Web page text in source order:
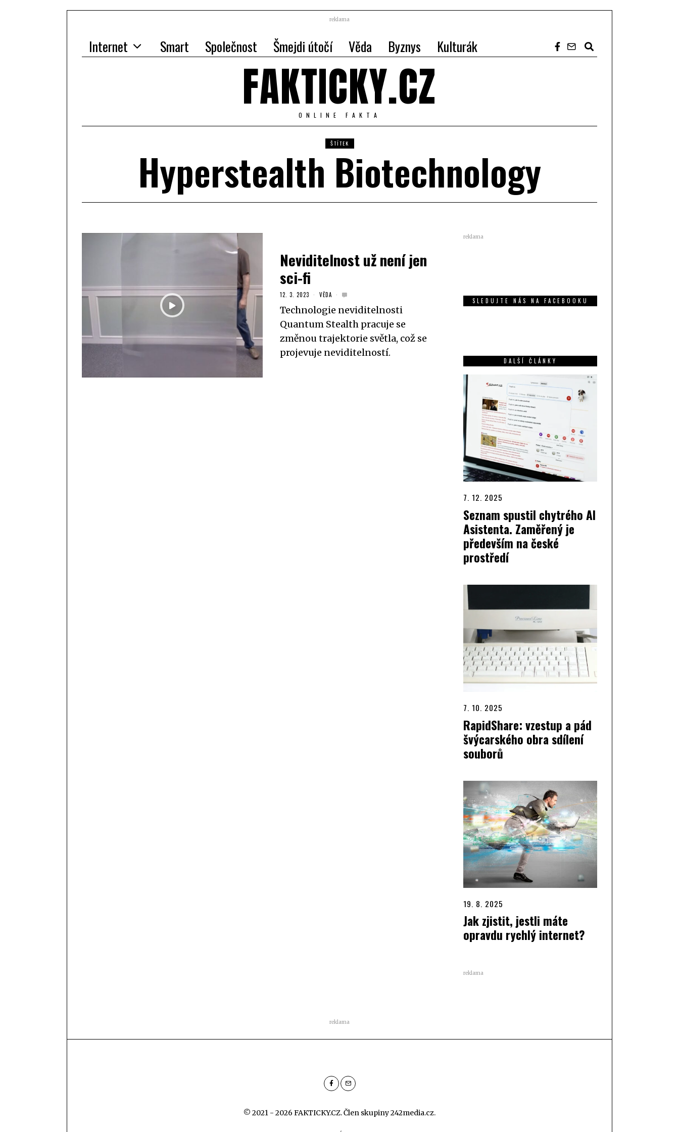
reklama
Internet Smart Společnost Šmejdi útočí Věda Byznys Kulturák
FAKTICKY.CZ
ONLINE FAKTA
ŠTÍTEK
Hyperstealth Biotechnology
Neviditelnost už není jen
sci-fi
12. 3. 2023 VĚDA
Technologie neviditelnosti
Quantum Stealth pracuje se
změnou trajektorie světla, což se
projevuje neviditelností.
reklama
SLEDUJTE NÁS NA FACEBOOKU
DALŠÍ ČLÁNKY
7. 12. 2025
Seznam spustil chytrého AI
Asistenta. Zaměřený je
především na české
prostředí
7. 10. 2025
RapidShare: vzestup a pád
švýcarského obra sdílení
souborů
19. 8. 2025
Jak zjistit, jestli máte
opravdu rychlý internet?
reklama
reklama
© 2021 - 2026 FAKTICKY.CZ. Člen skupiny242media.cz.